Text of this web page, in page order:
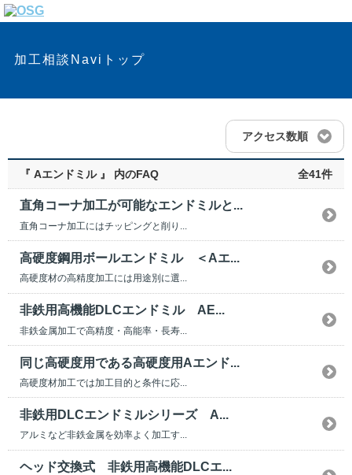
加工相談Naviトップ
アクセス数順
『 Aエンドミル 』 内のFAQ 全41件
直角コーナ加工が可能なエンドミルと...
直角コーナ加工にはチッピングと削り...
高硬度鋼用ボールエンドミル ＜Aエ...
高硬度材の高精度加工には用途別に選...
非鉄用高機能DLCエンドミル AE...
非鉄金属加工で高精度・高能率・長寿...
同じ高硬度用である高硬度用Aエンド...
高硬度材加工では加工目的と条件に応...
非鉄用DLCエンドミルシリーズ A...
アルミなど非鉄金属を効率よく加工す...
ヘッド交換式 非鉄用高機能DLCエ...